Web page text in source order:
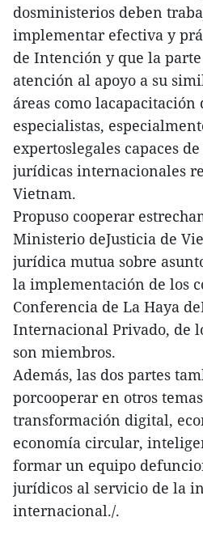
dosministerios deben
implementar efectiva y
de Intención y que la
atención al apoyo a su
áreas como
especialistas,
expertoslegales capaces
jurídicas internacionales
Vietnam.
Propuso cooperar
Ministerio deJusticia de
jurídica mutua sobre
la implementación de los
Conferencia de La Haya
Internacional Privado, de
son miembros.
Además, las dos partes
porcooperar en otros
transformación digital,
economía circular,
formar un equipo
jurídicos al servicio de la
internacional./.